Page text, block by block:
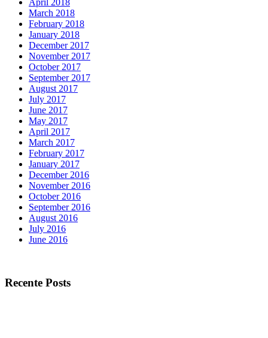
March 2018
February 2018
January 2018
December 2017
November 2017
October 2017
September 2017
August 2017
July 2017
June 2017
May 2017
April 2017
March 2017
February 2017
January 2017
December 2016
November 2016
October 2016
September 2016
August 2016
July 2016
June 2016
Recente Posts